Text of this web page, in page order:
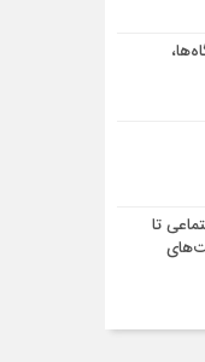
تا